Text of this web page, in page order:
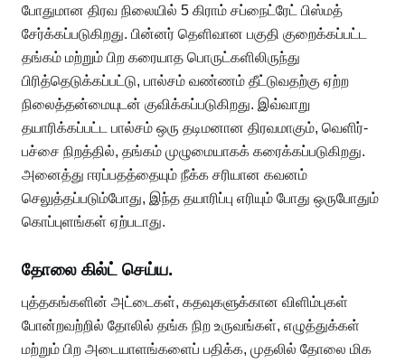
போதுமான திரவ நிலையில் 5 கிராம் சப்நைட்ரேட் பிஸ்மத்
சேர்க்கப்படுகிறது. பின்னர் தெளிவான பகுதி குறைக்கப்பட்ட
தங்கம் மற்றும் பிற கரையாத பொருட்களிலிருந்து
பிரித்தெடுக்கப்பட்டு, பால்சம் வண்ணம் தீட்டுவதற்கு ஏற்ற
நிலைத்தன்மையுடன் குவிக்கப்படுகிறது. இவ்வாறு
தயாரிக்கப்பட்ட பால்சம் ஒரு தடிமனான திரவமாகும், வெளிர்-
பச்சை நிறத்தில், தங்கம் முழுமையாகக் கரைக்கப்படுகிறது.
அனைத்து ஈரப்பதத்தையும் நீக்க சரியான கவனம்
செலுத்தப்படும்போது, ​​இந்த தயாரிப்பு எரியும் போது ஒருபோதும்
கொப்புளங்கள் ஏற்படாது.
தோலை கில்ட் செய்ய.
புத்தகங்களின் அட்டைகள், கதவுகளுக்கான விளிம்புகள்
போன்றவற்றில் தோலில் தங்க நிற உருவங்கள், எழுத்துக்கள்
மற்றும் பிற அடையாளங்களைப் பதிக்க, முதலில் தோலை மிக